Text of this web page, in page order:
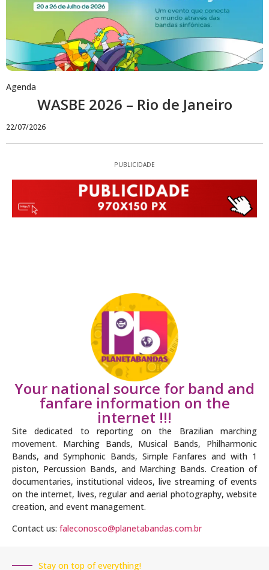
Agenda
WASBE 2026 – Rio de Janeiro
22/07/2026
PUBLICIDADE
Your national source for band and
fanfare information on the
internet !!!
Site dedicated to reporting on the Brazilian marching
movement. Marching Bands, Musical Bands, Philharmonic
Bands, and Symphonic Bands, Simple Fanfares and with 1
piston, Percussion Bands, and Marching Bands. Creation of
documentaries, institutional videos, live streaming of events
on the internet, lives, regular and aerial photography, website
creation, and event management.
Contact us: faleconosco@planetabandas.com.br
Stay on top of everything!